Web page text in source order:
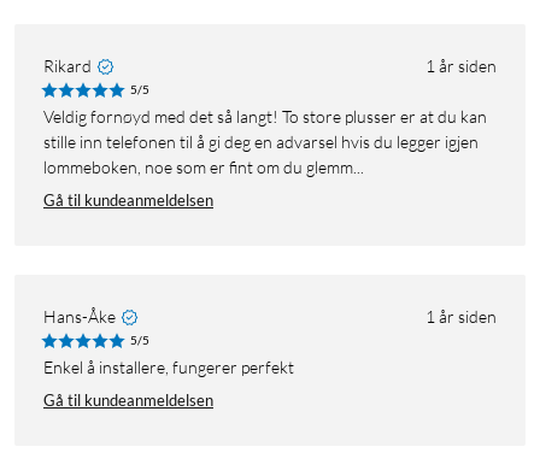
Rikard 1 år siden
5/5
Veldig fornøyd med det så langt! To store plusser er at du kan
stille inn telefonen til å gi deg en advarsel hvis du legger igjen
lommeboken, noe som er fint om du glemm...
Gå til kundeanmeldelsen
Hans-Åke 1 år siden
5/5
Enkel å installere, fungerer perfekt
Gå til kundeanmeldelsen